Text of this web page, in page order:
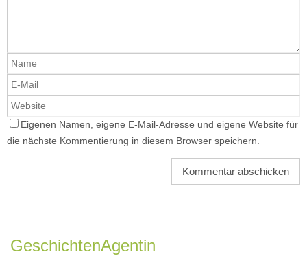
Eigenen Namen, eigene E-Mail-Adresse und eigene Website für
die nächste Kommentierung in diesem Browser speichern.
GeschichtenAgentin